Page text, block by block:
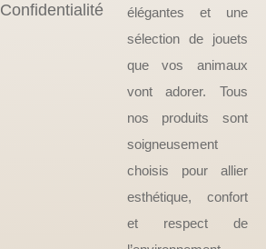
Confidentialité
élégantes et une
sélection de jouets
que vos animaux
vont adorer. Tous
nos produits sont
soigneusement
choisis pour allier
esthétique, confort
et respect de